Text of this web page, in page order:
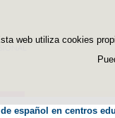
web utiliza cookies
español en centros